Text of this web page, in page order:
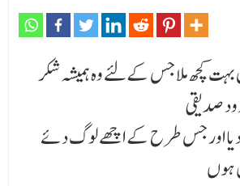
کچھ ملا جس کےلئے وہ ہمیشہ شکر
صدیقی
دیا اور جس طرح کے اچھے لوگ دئے
ہوں